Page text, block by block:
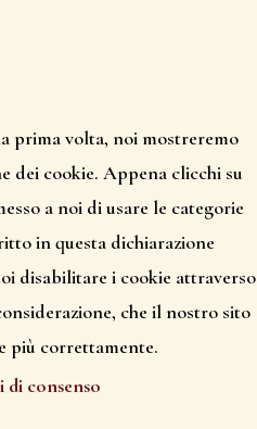
prima volta, noi mostreremo
dei cookie. Appena clicchi su
a noi di usare le categorie
in questa dichiarazione
disabilitare i cookie attraverso
che il nostro sito
più correttamente.
di consenso